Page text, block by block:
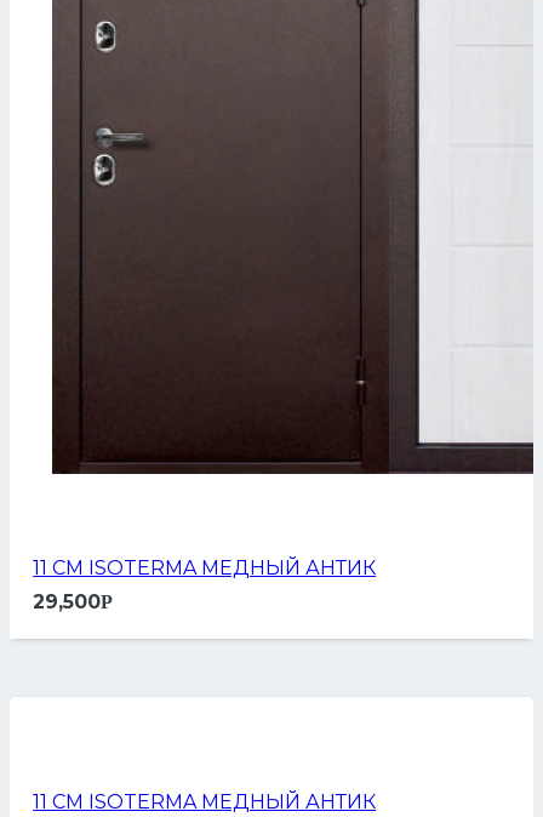
11 СМ ISOTERMA МЕДНЫЙ АНТИК
29,500Р
11 СМ ISOTERMA МЕДНЫЙ АНТИК